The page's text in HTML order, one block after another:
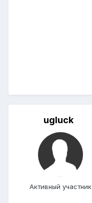
ugluck
Активный участник